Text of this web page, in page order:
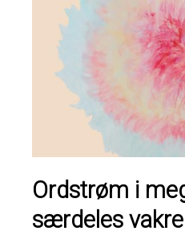
Ordstrøm i
særdeles